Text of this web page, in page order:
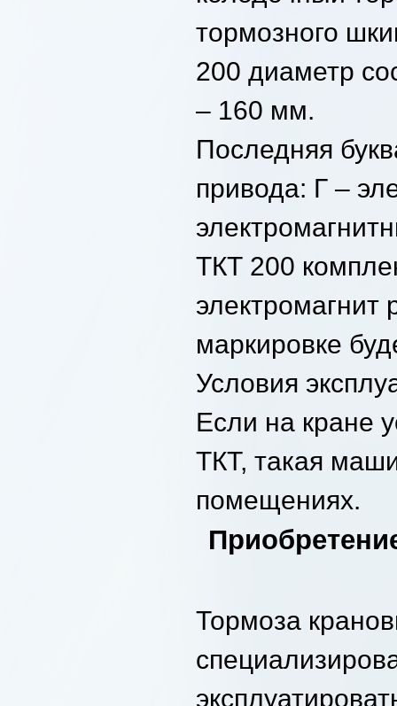
тормозного
200 диаметр
– 160 мм.
Последняя
привода: Г –
ТКТ 200
электромагнит
маркировке
Условия
Если на кране
ТКТ, такая
помещениях.
Тормоза